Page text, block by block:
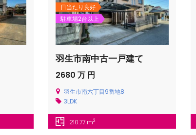
日当たり良好
駐車場2台以上
羽生市南中古一戸建て
2680 万 円
羽生市南六丁目9番地8
3LDK
210.77 m2
日高市高萩東賃貸一戸建
センチュリー入曽